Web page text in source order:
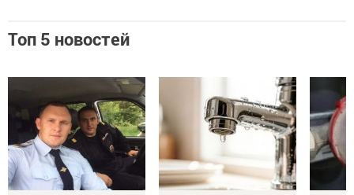
Топ 5 новостей